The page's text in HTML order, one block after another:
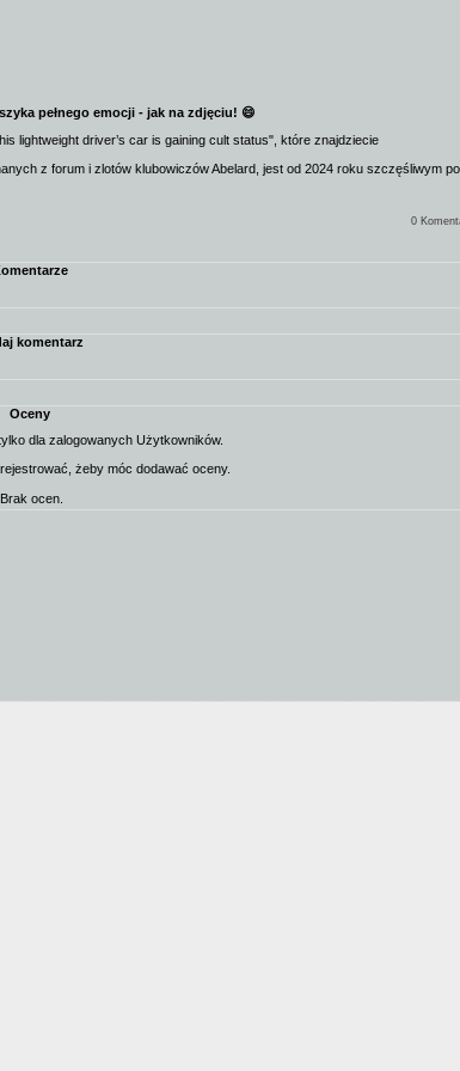
pełnego emocji - jak na zdjęciu! 😄
lightweight driver’s car is gaining cult status", które znajdziecie
z forum i zlotów klubowiczów Abelard, jest od 2024 roku szczęśliwym
0
komentarz
Oceny
dla zalogowanych Użytkowników.
żeby móc dodawać oceny.
Brak ocen.